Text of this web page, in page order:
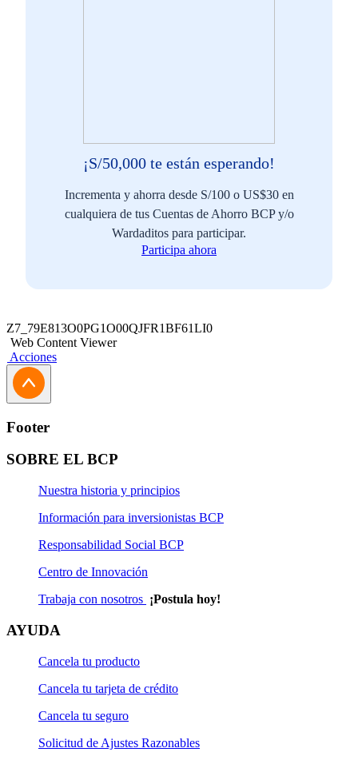
¡S/50,000 te están esperando!
Incrementa y ahorra desde S/100 o US$30 en
cualquiera de tus Cuentas de Ahorro BCP y/o
Wardaditos para participar.
Participa ahora
Z7_79E813O0PG1O00QJFR1BF61LI0
Web Content Viewer
Acciones
Footer
SOBRE EL BCP
Nuestra historia y principios
Información para inversionistas BCP
Responsabilidad Social BCP
Centro de Innovación
Trabaja con nosotros ¡Postula hoy!
AYUDA
Cancela tu producto
Cancela tu tarjeta de crédito
Cancela tu seguro
Solicitud de Ajustes Razonables